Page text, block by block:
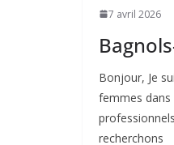
7 avril 2026
Bonjour, Je
femmes dans
recherchons